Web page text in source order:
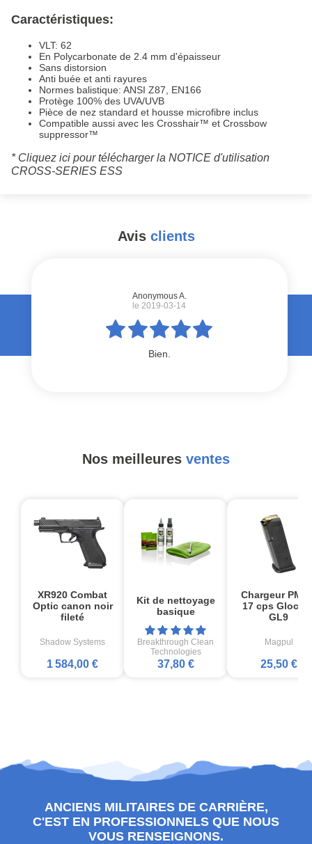
Caractéristiques:
VLT: 62
En Polycarbonate de 2.4 mm d'épaisseur
Sans distorsion
Anti buée et anti rayures
Normes balistique: ANSI Z87, EN166
Protège 100% des UVA/UVB
Pièce de nez standard et housse microfibre inclus
Compatible aussi avec les Crosshair™ et Crossbow
suppressor™
* Cliquez ici pour télécharger la NOTICE d'utilisation
CROSS-SERIES ESS
Avis clients
Anonymous A.
le 2019-03-14
Bien.
Nos meilleures ventes
XR920 Combat
Optic canon noir
fileté
Shadow Systems
1 584,00 €
Kit de nettoyage
basique
Breakthrough Clean
Technologies
37,80 €
Chargeur
17 cps
GL9
Magpul
25,50 €
ANCIENS MILITAIRES DE CARRIÈRE,
C'EST EN PROFESSIONNELS QUE NOUS
VOUS RENSEIGNONS.